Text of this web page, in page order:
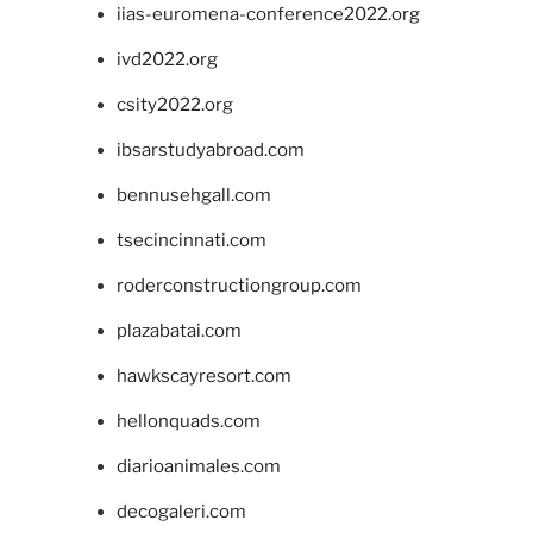
iias-euromena-conference2022.org
ivd2022.org
csity2022.org
ibsarstudyabroad.com
bennusehgall.com
tsecincinnati.com
roderconstructiongroup.com
plazabatai.com
hawkscayresort.com
hellonquads.com
diarioanimales.com
decogaleri.com